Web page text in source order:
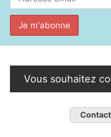
Vous souhaitez